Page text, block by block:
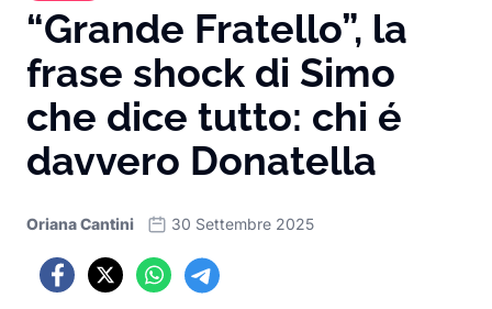
“Grande Fratello”, la
frase shock di Simo
che dice tutto: chi é
davvero Donatella
Oriana Cantini 30 Settembre 2025